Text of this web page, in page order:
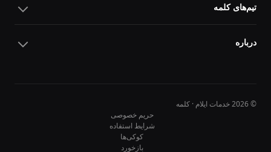
تیم‌های کلمه
درباره
© 2026 خدمات ایلام · کلمه
حریم خصوصی
شرایط استفاده
کوکی‌ها
بازخورد
10